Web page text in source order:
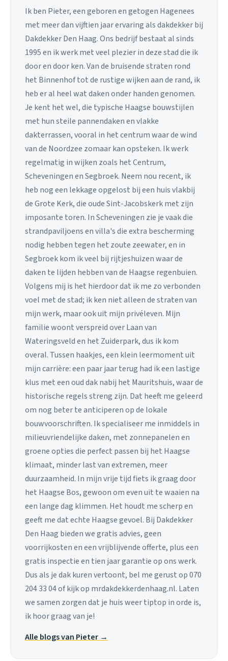
Ik ben Pieter, een geboren en getogen Hagenees
met meer dan vijftien jaar ervaring als dakdekker bij
Dakdekker Den Haag. Ons bedrijf bestaat al sinds
1995 en ik werk met veel plezier in deze stad die ik
door en door ken. Van de bruisende straten rond
het Binnenhof tot de rustige wijken aan de rand, ik
heb er al heel wat daken onder handen genomen.
Je kent het wel, die typische Haagse bouwstijlen
met hun steile pannendaken en vlakke
dakterrassen, vooral in het centrum waar de wind
van de Noordzee zomaar kan opsteken. Ik werk
regelmatig in wijken zoals het Centrum,
Scheveningen en Segbroek. Neem nou recent, ik
heb nog een lekkage opgelost bij een huis vlakbij
de Grote Kerk, die oude Sint-Jacobskerk met zijn
imposante toren. In Scheveningen zie je vaak die
strandpaviljoens en villa's die extra bescherming
nodig hebben tegen het zoute zeewater, en in
Segbroek kom ik veel bij rijtjeshuizen waar de
daken te lijden hebben van de Haagse regenbuien.
Volgens mij is het hierdoor dat ik me zo verbonden
voel met de stad; ik ken niet alleen de straten van
mijn werk, maar ook uit mijn privéleven. Mijn
familie woont verspreid over Laan van
Wateringsveld en het Zuiderpark, dus ik kom
overal. Tussen haakjes, een klein leermoment uit
mijn carrière: een paar jaar terug had ik een lastige
klus met een oud dak nabij het Mauritshuis, waar de
historische regels streng zijn. Dat heeft me geleerd
om nog beter te anticiperen op de lokale
bouwvoorschriften. Ik specialiseer me inmiddels in
milieuvriendelijke daken, met zonnepanelen en
groene opties die perfect passen bij het Haagse
klimaat, minder last van extremen, meer
duurzaamheid. In mijn vrije tijd fiets ik graag door
het Haagse Bos, gewoon om even uit te waaien na
een lange dag klimmen. Het houdt me scherp en
geeft me dat echte Haagse gevoel. Bij Dakdekker
Den Haag bieden we gratis advies, geen
voorrijkosten en een vrijblijvende offerte, plus een
gratis inspectie en tien jaar garantie op ons werk.
Dus als je dak kuren vertoont, bel me gerust op 070
204 33 04 of kijk op mrdakdekkerdenhaag.nl. Laten
we samen zorgen dat je huis weer tiptop in orde is,
ik hoor graag van je!
Alle blogs van Pieter →